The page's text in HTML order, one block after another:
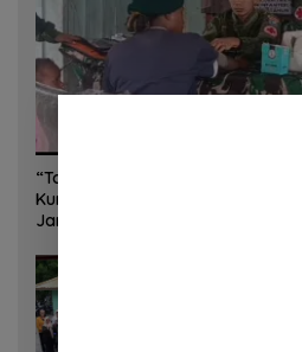
“Torang Sehat Kampung Kuat”
Kurima Melaksanakan
Jam